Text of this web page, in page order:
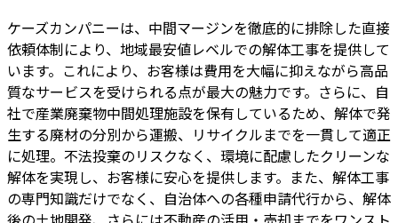
ケーズカンパニーは、中間マージンを徹底的に排除した直接
依頼体制により、地域最安値レベルでの解体工事を提供して
います。これにより、お客様は費用を大幅に抑えながら高品
質なサービスを受けられる点が最大の魅力です。さらに、自
社で産業廃棄物中間処理施設を保有しているため、解体で発
生する廃材の分別から運搬、リサイクルまでを一貫して適正
に処理。不法投棄のリスクなく、環境に配慮したクリーンな
解体を実現し、お客様に安心を提供します。また、解体工事
の専門知識だけでなく、自治体への各種申請代行から、解体